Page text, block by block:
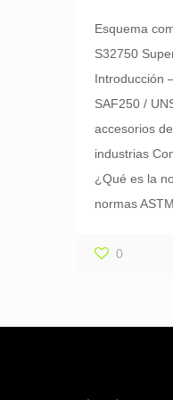
Esquema
S32750
Introducción
SAF250 /
accesorios
industrias
¿Qué es la
normas
0